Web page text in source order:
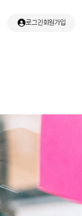
로그인회원가입